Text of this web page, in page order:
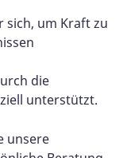
sich, um Kraft zu
die
unterstützt.
unsere